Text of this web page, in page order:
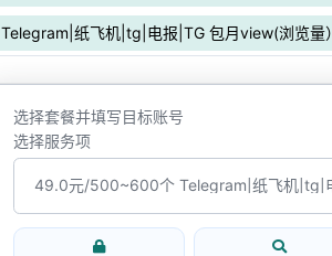
Telegram|纸飞机|tg|电报|TG 包月view(浏览量
选择套餐并填写目标账号
选择服务项